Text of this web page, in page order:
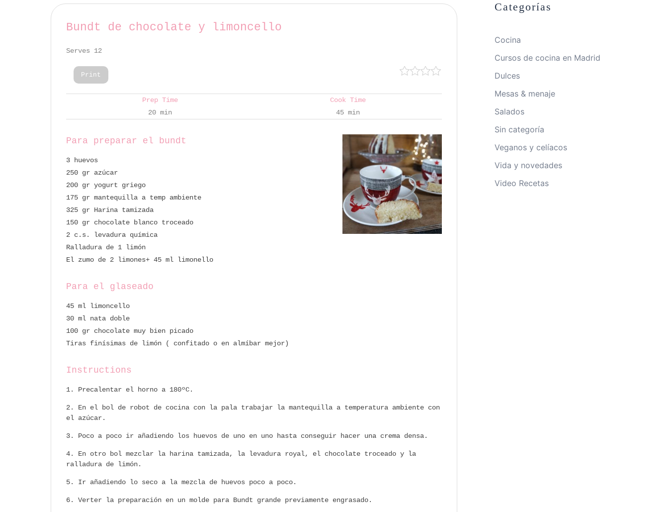
Bundt de chocolate y limoncello
Serves 12
Print
Prep Time
20 min
Cook Time
45 min
Para preparar el bundt
3 huevos
250 gr azúcar
200 gr yogurt griego
175 gr mantequilla a temp ambiente
325 gr Harina tamizada
150 gr chocolate blanco troceado
2 c.s. levadura química
Ralladura de 1 limón
El zumo de 2 limones+ 45 ml limonello
Para el glaseado
45 ml limoncello
30 ml nata doble
100 gr chocolate muy bien picado
Tiras finísimas de limón ( confitado o en almíbar mejor)
Instructions
Precalentar el horno a 180ºC.
En el bol de robot de cocina con la pala trabajar la mantequilla a temperatura ambiente con
el azúcar.
Poco a poco ir añadiendo los huevos de uno en uno hasta conseguir hacer una crema densa.
En otro bol mezclar la harina tamizada, la levadura royal, el chocolate troceado y la
ralladura de limón.
Ir añadiendo lo seco a la mezcla de huevos poco a poco.
Verter la preparación en un molde para Bundt grande previamente engrasado.
Categorías
Cocina
Cursos de cocina en Madrid
Dulces
Mesas & menaje
Salados
Sin categoría
Veganos y celíacos
Vida y novedades
Video Recetas